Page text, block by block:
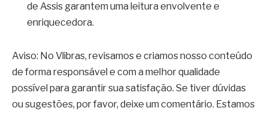
de Assis garantem uma leitura envolvente e
enriquecedora.
Aviso: No Vlibras, revisamos e criamos nosso conteúdo
de forma responsável e com a melhor qualidade
possível para garantir sua satisfação. Se tiver dúvidas
ou sugestões, por favor, deixe um comentário. Estamos